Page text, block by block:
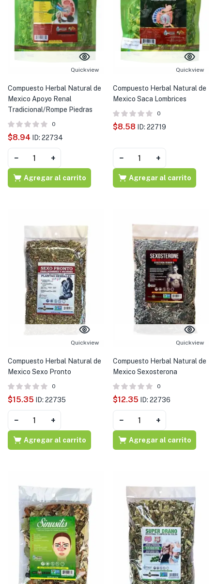
Quickview
Compuesto Herbal Natural de
Mexico Apoyo Renal
Tradicional/Rompe Piedras
0
$8.94 ID: 22734
− +
Agregar al carrito
Quickview
Compuesto Herbal Natural de
Mexico Saca Lombrices
0
$8.58 ID: 22719
− +
Agregar al carrito
Quickview
Compuesto Herbal Natural de
Mexico Sexo Pronto
0
$15.35 ID: 22735
− +
Agregar al carrito
Quickview
Compuesto Herbal Natural de
Mexico Sexosterona
0
$12.35 ID: 22736
− +
Agregar al carrito